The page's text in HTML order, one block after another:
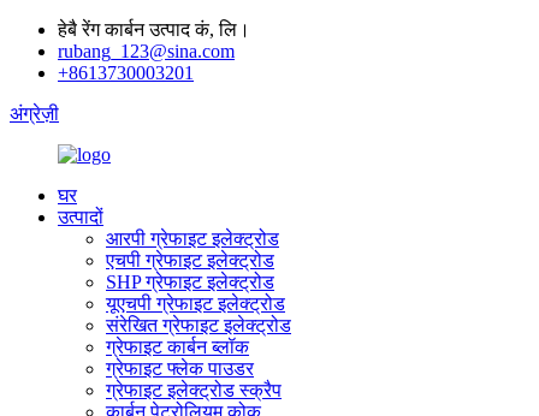
हेबै रेंग कार्बन उत्पाद कं, लि।
rubang_123@sina.com
+8613730003201
अंग्रेज़ी
घर
उत्पादों
आरपी ग्रेफाइट इलेक्ट्रोड
एचपी ग्रेफाइट इलेक्ट्रोड
SHP ग्रेफाइट इलेक्ट्रोड
यूएचपी ग्रेफाइट इलेक्ट्रोड
संरेखित ग्रेफाइट इलेक्ट्रोड
ग्रेफाइट कार्बन ब्लॉक
ग्रेफाइट फ्लेक पाउडर
ग्रेफाइट इलेक्ट्रोड स्क्रैप
कार्बन पेट्रोलियम कोक